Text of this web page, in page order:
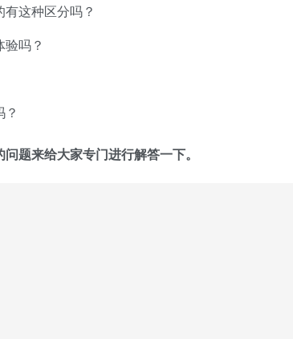
这种区分吗？
吗？
题来给大家专门进行解答一下。